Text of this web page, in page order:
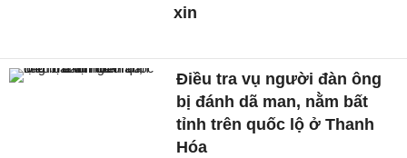
xin
Điều tra vụ người đàn ông
bị đánh dã man, nằm bất
tỉnh trên quốc lộ ở Thanh
Hóa